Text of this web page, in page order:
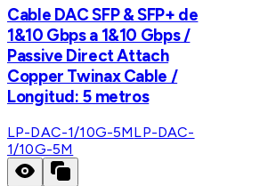
Cable DAC SFP & SFP+ de
1&10 Gbps a 1&10 Gbps /
Passive Direct Attach
Copper Twinax Cable /
Longitud: 5 metros
LP-DAC-1/10G-5MLP-DAC-
1/10G-5M